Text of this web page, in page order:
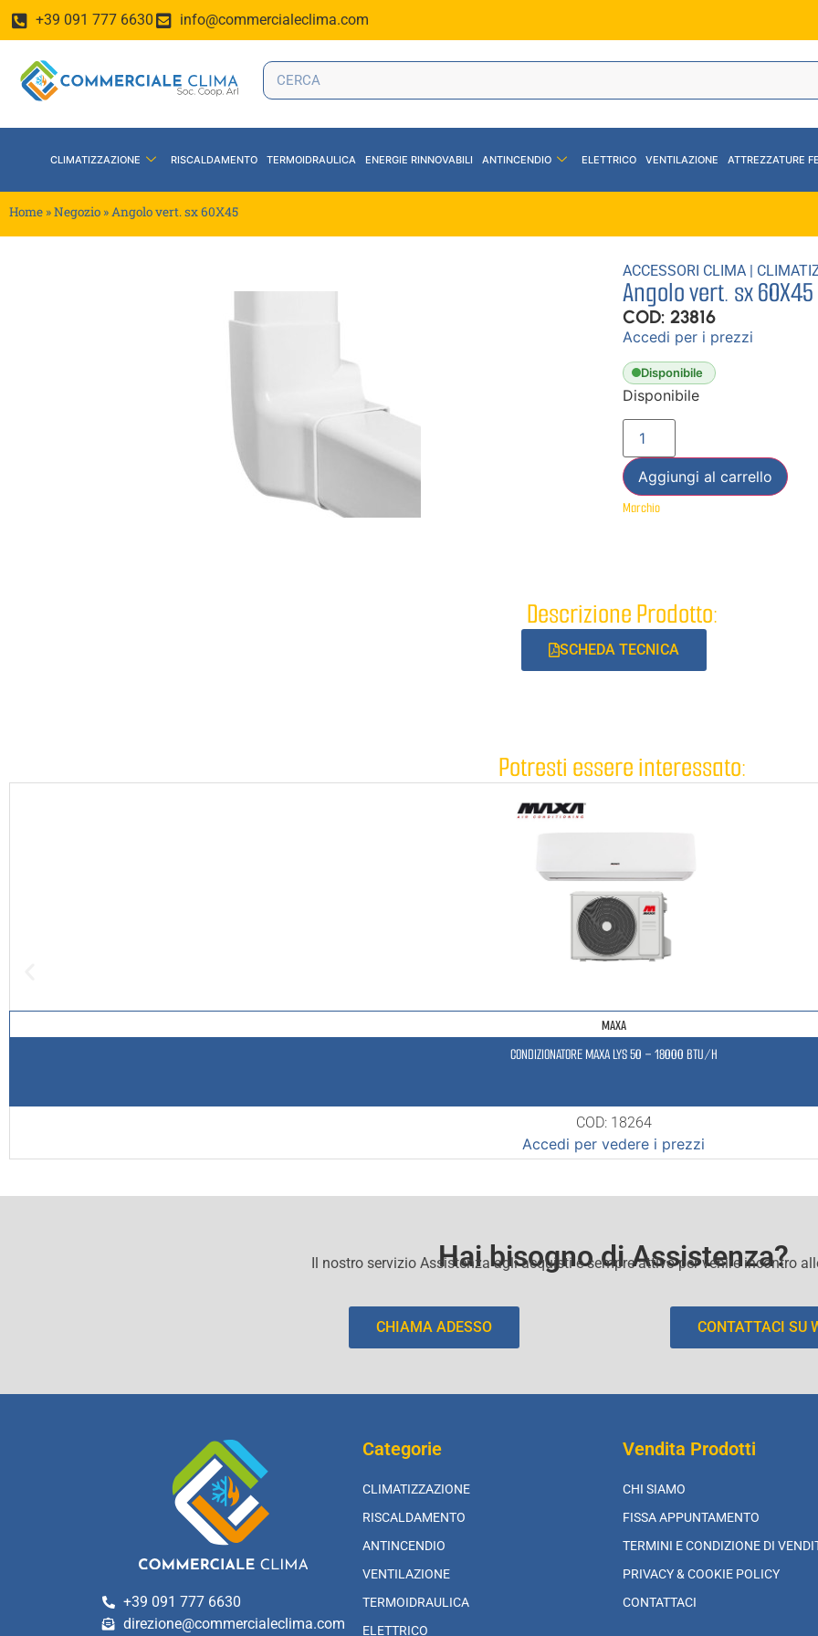
+39 091 777 6630 info@commercialeclima.com
CLIMATIZZAZIONE RISCALDAMENTO TERMOIDRAULICA ENERGIE RINNOVABILI ANTINCENDIO ELETTRICO VENTILAZIONE ATTREZZATURE
Home »Negozio »Angolo vert. sx 60X45
ACCESSORI CLIMA |
Angolo vert. sx 60X45
COD: 23816
Accedi per i prezzi
Disponibile
Disponibile
Aggiungi al carrello
Marchio
Descrizione Prodotto:
SCHEDA TECNICA
Potresti essere interessato:
MAXA
CONDIZIONATORE MAXA LYS 50 – 18000 BTU/H
COD: 18264
Accedi per vedere i prezzi
Hai bisogno di Assistenza?
Il nostro servizio Assistenza agli acquisti e sempre attivo per venire incontro
CHIAMA ADESSO CONTATTACI SU
+39 091 777 6630
direzione@commercialeclima.com
Categorie
CLIMATIZZAZIONE
RISCALDAMENTO
ANTINCENDIO
VENTILAZIONE
TERMOIDRAULICA
ELETTRICO
Vendita Prodotti
CHI SIAMO
FISSA APPUNTAMENTO
TERMINI E CONDIZIONE DI
PRIVACY & COOKIE POLICY
CONTATTACI